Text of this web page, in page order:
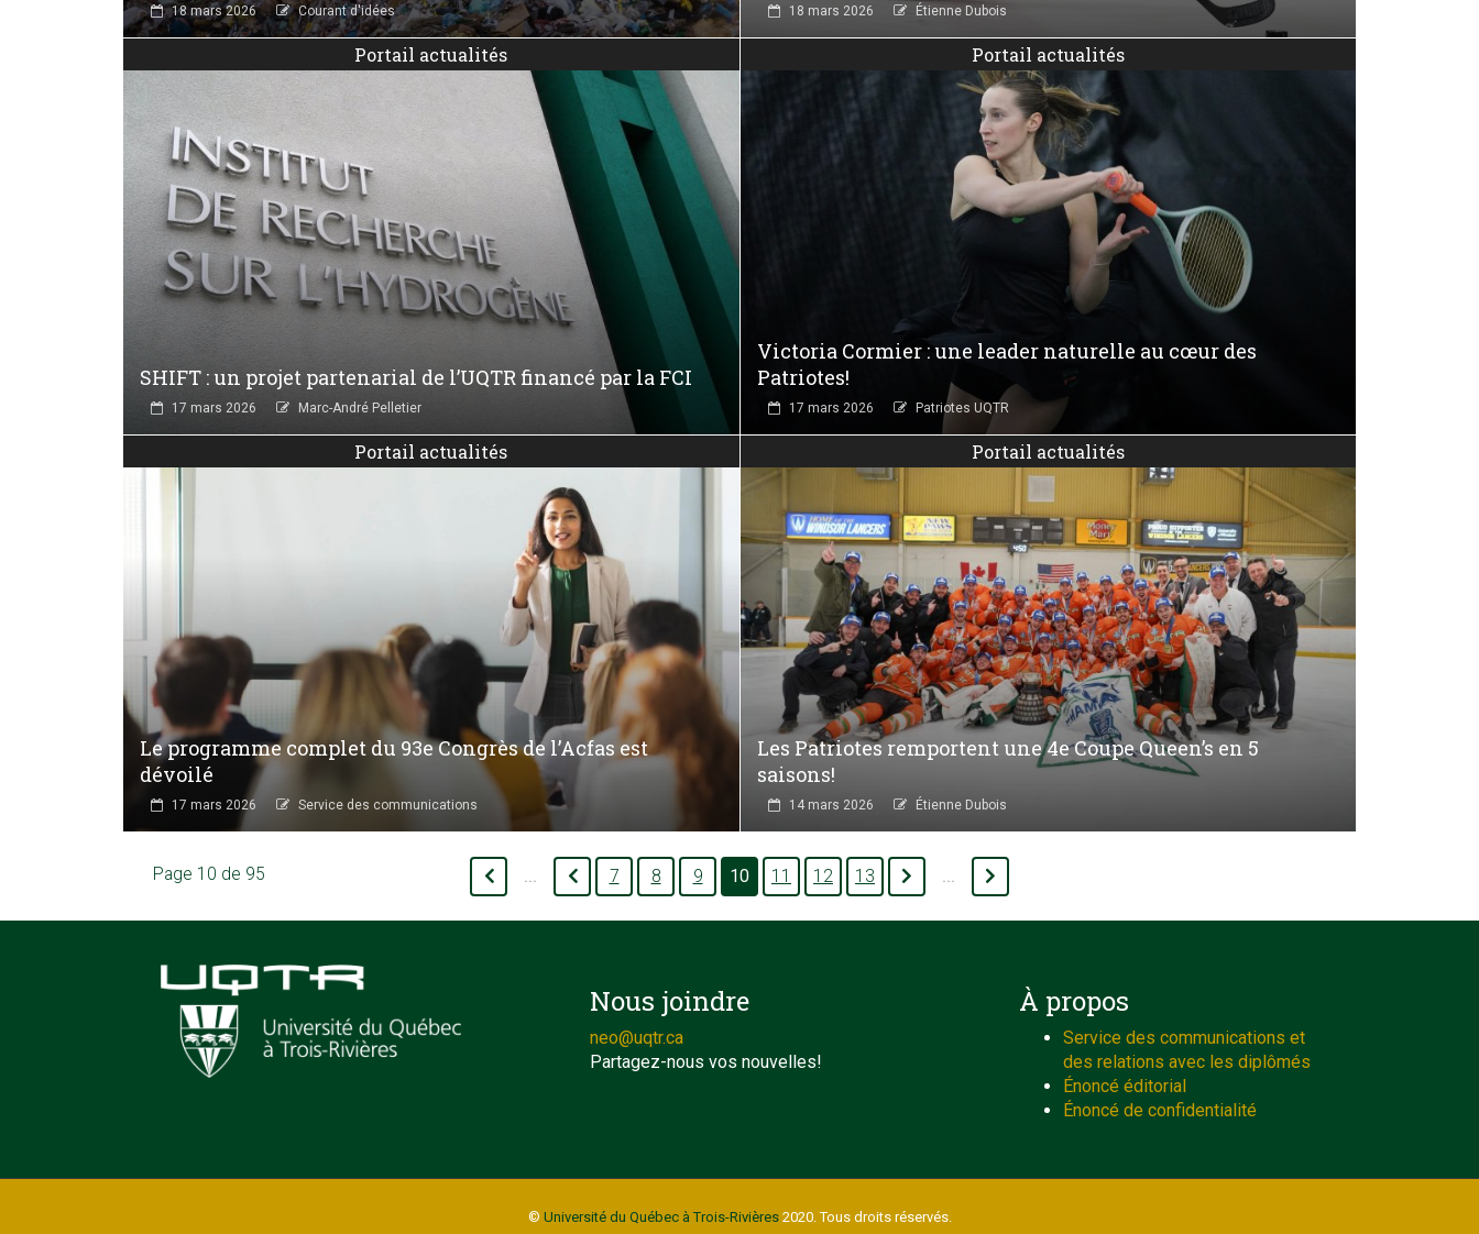
18 mars 2026 Courant d'idées 18 mars 2026 Étienne Dubois
Portail actualités
SHIFT : un projet partenarial de l’UQTR financé par la FCI
17 mars 2026 Marc-André Pelletier
Portail actualités
Victoria Cormier : une leader naturelle au cœur des
Patriotes!
17 mars 2026 Patriotes UQTR
Portail actualités
Le programme complet du 93e Congrès de l’Acfas est
dévoilé
17 mars 2026 Service des communications
Portail actualités
Les Patriotes remportent une 4e Coupe Queen’s en 5
saisons!
14 mars 2026 Étienne Dubois
Page 10 de 95 7 8 9 10 11 12 13
Nous joindre
neo@uqtr.ca
Partagez-nous vos nouvelles!
À propos
Service des communications et
des relations avec les diplômés
Énoncé éditorial
Énoncé de confidentialité
© Université du Québec à Trois-Rivières2020. Tous droits réservés.